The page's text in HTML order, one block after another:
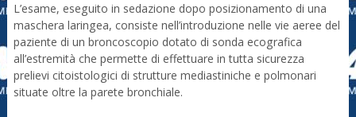
L’esame, eseguito in sedazione dopo posizionamento di una
maschera laringea, consiste nell’introduzione nelle vie aeree del
paziente di un broncoscopio dotato di sonda ecografica
all’estremità che permette di effettuare in tutta sicurezza
prelievi citoistologici di strutture mediastiniche e polmonari
situate oltre la parete bronchiale.